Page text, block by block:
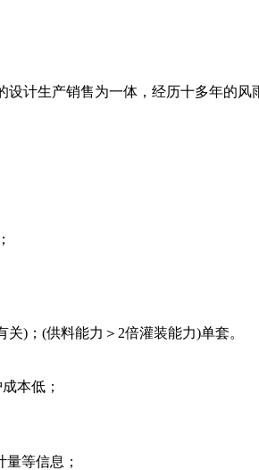
设计生产销售为一体，经历十多年的风
)；(供料能力＞2倍灌装能力)单套。
本低；
等信息；